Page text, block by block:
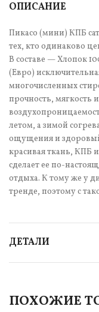
ОПИСАНИЕ
Пикасо (мини) КПБ
тех, кто одинаково
В составе — Хлопок
(Евро)
многочисленных
прочность, мягкость
летом, а зимой
ощущения и
красивая ткань, КПБ
сделает ее по-
отдыха. К тому же у
тренде, поэтому с
ДЕТАЛИ
ПОХОЖИЕ